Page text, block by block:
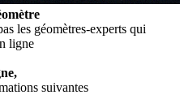
les géomètres-experts qui
ligne
suivantes